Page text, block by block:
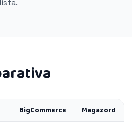
BigCommerce Magazord